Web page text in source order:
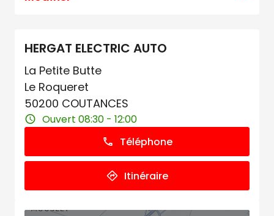
HERGAT ELECTRIC AUTO
La Petite Butte
Le Roqueret
50200 COUTANCES
Ouvert 08:30 - 12:00
Téléphone
Itinéraire